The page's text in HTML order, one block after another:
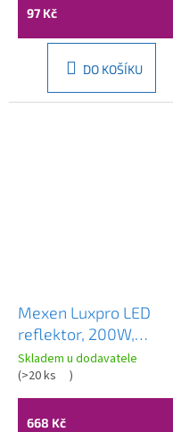
97 Kč
DO KOŠÍKU
Mexen Luxpro LED
reflektor, 200W,
studená - 6500K,
lm, černá - L230-200-
65-70
Skladem u dodavatele
(>20 ks )
668 Kč